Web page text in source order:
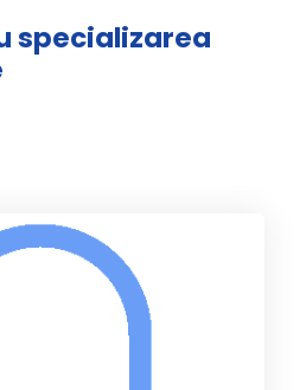
specializarea